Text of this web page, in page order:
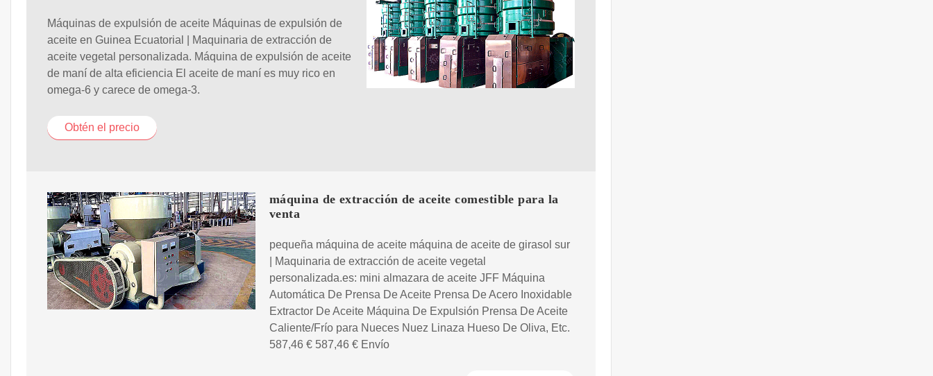
Máquinas de expulsión de aceite Máquinas de expulsión de
aceite en Guinea Ecuatorial | Maquinaria de extracción de
aceite vegetal personalizada. Máquina de expulsión de aceite
de maní de alta eficiencia El aceite de maní es muy rico en
omega-6 y carece de omega-3.
Obtén el precio
máquina de extracción de aceite comestible para la
venta
pequeña máquina de aceite máquina de aceite de girasol sur
| Maquinaria de extracción de aceite vegetal
personalizada.es: mini almazara de aceite JFF Máquina
Automática De Prensa De Aceite Prensa De Acero Inoxidable
Extractor De Aceite Máquina De Expulsión Prensa De Aceite
Caliente/Frío para Nueces Nuez Linaza Hueso De Oliva, Etc.
587,46 € 587,46 € Envío